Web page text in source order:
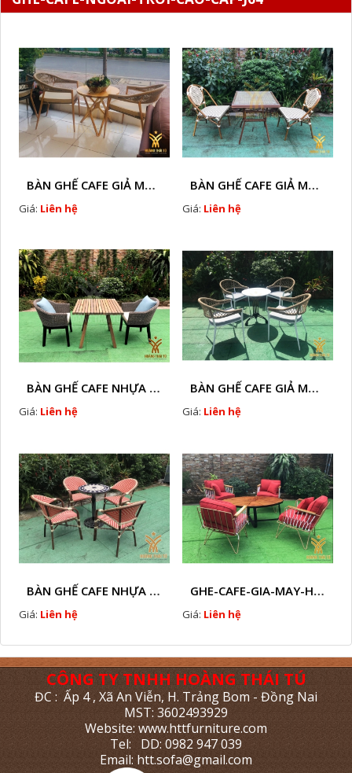
BÀN GHẾ CAFE GIẢ MÂY HTT - L128A
Giá: Liên hệ
BÀN GHẾ CAFE GIẢ MÂY HTT - LS132
Giá: Liên hệ
BÀN GHẾ CAFE NHỰA GIÃ MÂY HTT - L32
Giá: Liên hệ
BÀN GHẾ CAFE GIẢ MÂY HTT - L128
Giá: Liên hệ
BÀN GHẾ CAFE NHỰA GIẢ MÂY HTT - L112
Giá: Liên hệ
GHE-CAFE-GIA-MAY-HTT - L110
Giá: Liên hệ
CÔNG TY TNHH HOÀNG THÁI TÚ
ĐC : Ấp 4 , Xã An Viễn, H. Trảng Bom - Đồng Nai
MST: 3602493929
Website: www.httfurniture.com
Tel: DD: 0982 947 039
Email: htt.sofa@gmail.com